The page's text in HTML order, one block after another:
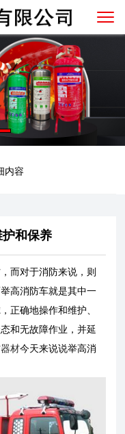
内容
和保养
而对于消防来说，则
高消防车就是其中一
正确地操作和维护、
和无故障作业，并延
材今天来说说举高消